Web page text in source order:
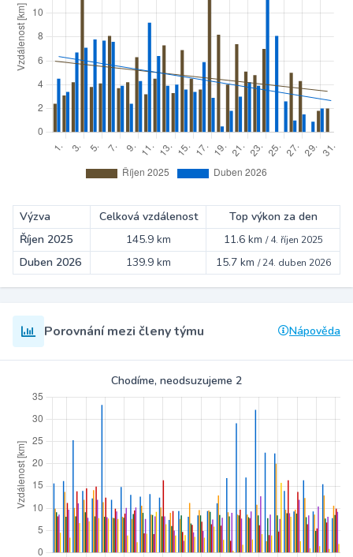
Výzva Celková vzdálenost
Top výkon za den
Říjen 2025
145.9 km 11.6 km /4. říjen 2025
Duben 2026 139.9 km 15.7 km /24. duben 2026
Porovnání mezi členy týmu Nápověda
Chodíme, neodsuzujeme 2